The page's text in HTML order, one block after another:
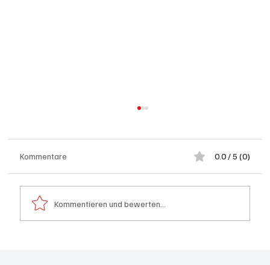
Kommentare 0.0 / 5 (0)
Kommentieren und bewerten...